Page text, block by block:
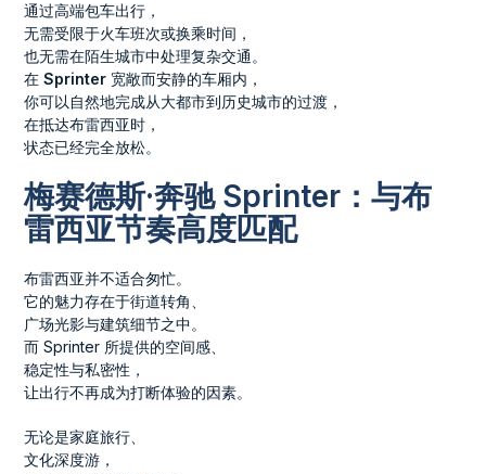
通过高端包车出行，
无需受限于火车班次或换乘时间，
也无需在陌生城市中处理复杂交通。
在Sprinter 宽敞而安静的车厢内，
你可以自然地完成从大都市到历史城市的过渡，
在抵达布雷西亚时，
状态已经完全放松。
梅赛德斯·奔驰 Sprinter：与布
雷西亚节奏高度匹配
布雷西亚并不适合匆忙。
它的魅力存在于街道转角、
广场光影与建筑细节之中。
而 Sprinter 所提供的空间感、
稳定性与私密性，
让出行不再成为打断体验的因素。
无论是家庭旅行、
文化深度游，